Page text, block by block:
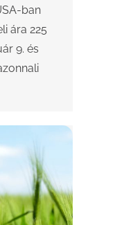
ban
ára 225
9. és